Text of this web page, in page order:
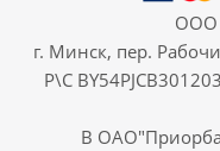
ООО
г. Минск, пер.
Р\С
В